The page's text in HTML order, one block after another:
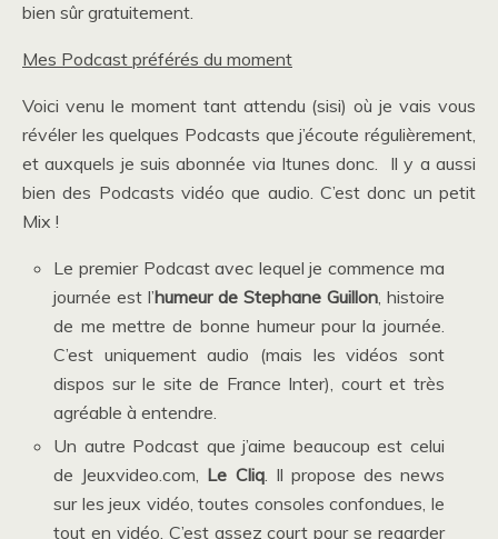
bien sûr gratuitement.
Mes Podcast préférés du moment
Voici venu le moment tant attendu (sisi) où je vais vous
révéler les quelques Podcasts que j’écoute régulièrement,
et auxquels je suis abonnée via Itunes donc. Il y a aussi
bien des Podcasts vidéo que audio. C’est donc un petit
Mix !
Le premier Podcast avec lequel je commence ma
journée est l’humeur de Stephane Guillon, histoire
de me mettre de bonne humeur pour la journée.
C’est uniquement audio (mais les vidéos sont
dispos sur le site de France Inter), court et très
agréable à entendre.
Un autre Podcast que j’aime beaucoup est celui
de Jeuxvideo.com, Le Cliq. Il propose des news
sur les jeux vidéo, toutes consoles confondues, le
tout en vidéo. C’est assez court pour se regarder